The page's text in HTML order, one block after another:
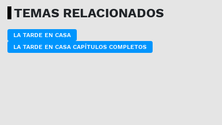
TEMAS RELACIONADOS
LA TARDE EN CASA
LA TARDE EN CASA CAPÍTULOS COMPLETOS